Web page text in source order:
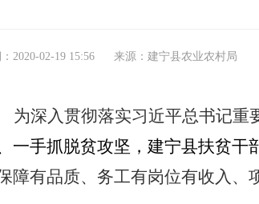
：2020-02-19 15:56 来源：建宁县农业农村局
为深入贯彻落实习近平总书记重
一手抓脱贫攻坚，建宁县扶贫干
障有品质、务工有岗位有收入、